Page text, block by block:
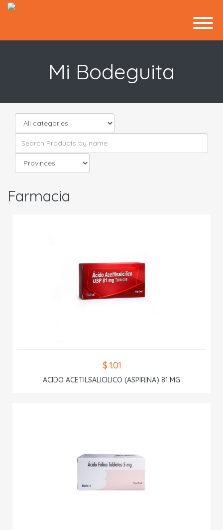
Mi Bodeguita
Farmacia
$ 1.01
ACIDO ACETILSALICILICO (ASPIRINA) 81 MG